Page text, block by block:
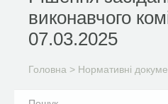
виконавчого
07.03.2025
Головна > Нормативні